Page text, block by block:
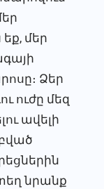
մեր
Ձեր
ուժը մեզ
ավելի
նրանք